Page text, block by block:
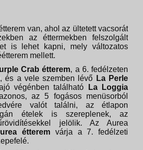
van, ahol az ültetett vacsorát
az éttermekben felszolgált
is lehet kapni, mely változatos
mellett.
Crab étterem, a 6. fedélzeten
, és a vele szemben lévő La Perle
végénben található
La Loggia
az 5 fogásos menüsorból
valót találni, az étlapon
ételek is szereplenek, az
jelölik. Az Aurea
étterem várja a 7. fedélzeti